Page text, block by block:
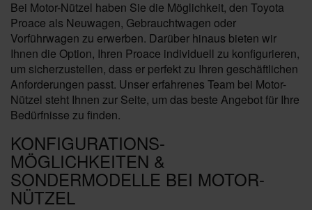
Bei Motor-Nützel haben Sie die Möglichkeit, den Toyota
Proace als Neuwagen, Gebrauchtwagen oder
Vorführwagen zu erwerben. Darüber hinaus bieten wir
Ihnen die Option, Ihren Proace individuell zu konfigurieren,
um sicherzustellen, dass er perfekt zu Ihren geschäftlichen
Anforderungen passt. Unser erfahrenes Team bei Motor-
Nützel steht Ihnen zur Seite, um das beste Angebot für Ihre
Bedürfnisse zu finden.
KONFIGURATIONS-
MÖGLICHKEITEN &
SONDERMODELLE BEI MOTOR-
NÜTZEL